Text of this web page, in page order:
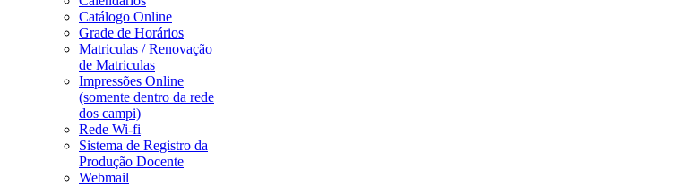
Catálogo Online
Grade de Horários
Matriculas / Renovação
de Matriculas
Impressões Online
(somente dentro da rede
dos campi)
Rede Wi-fi
Sistema de Registro da
Produção Docente
Webmail